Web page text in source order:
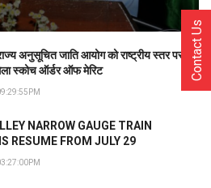
अनुसूचित जाति आयोग को राष्ट्रीय स्तर पर
स्कोच ऑर्डर ऑफ मेरिट
NARROW GAUGE TRAIN
RESUME FROM JULY 29
Contact Us